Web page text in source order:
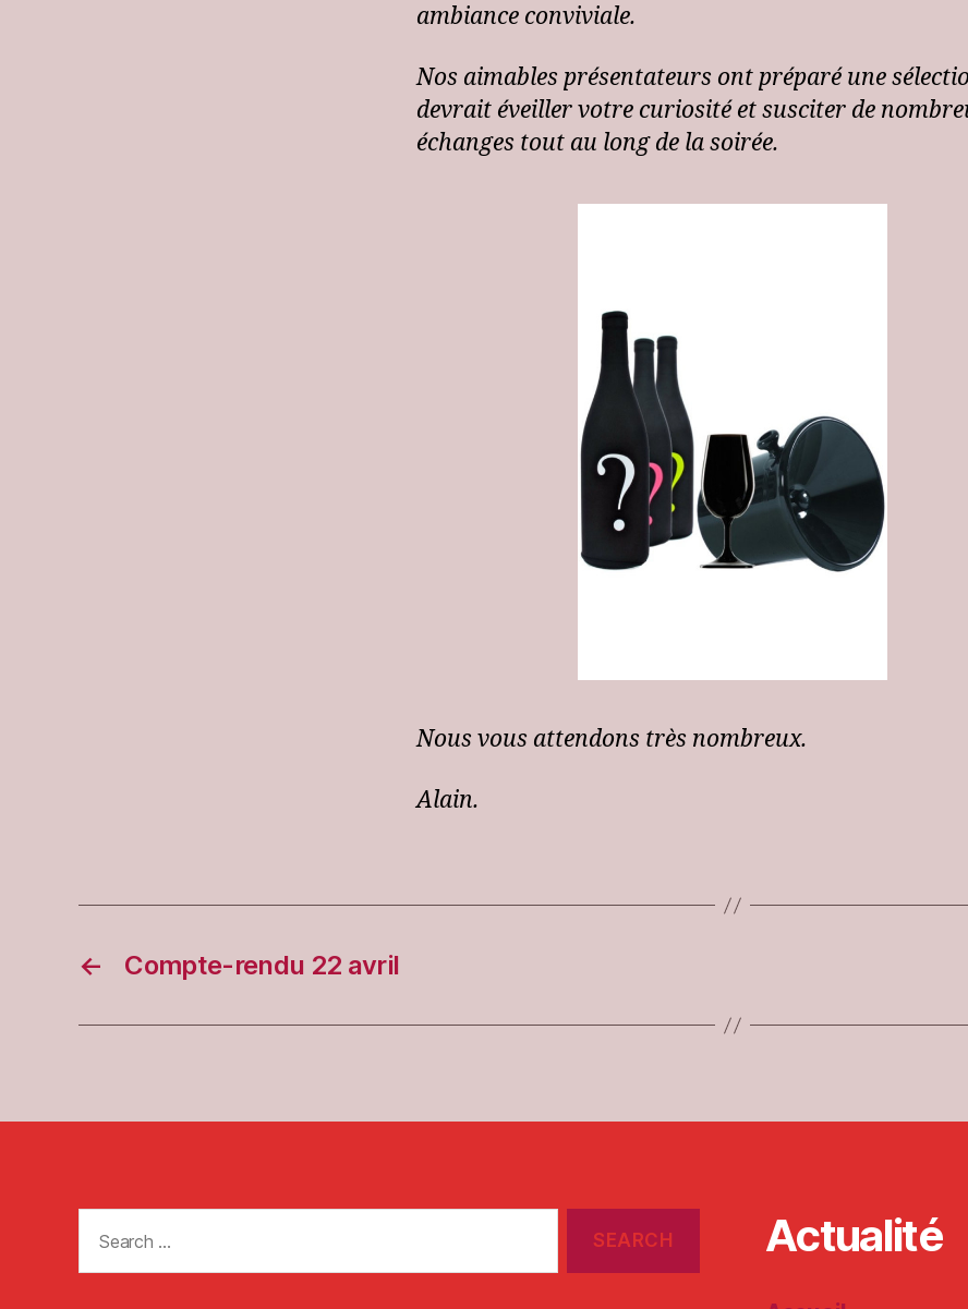
ambiance conviviale.
Nos aimables présentateurs ont préparé une
devrait éveiller votre curiosité et susciter de
échanges tout au long de la soirée.
Nous vous attendons très nombreux.
Alain.
← Compte-rendu 22 avril
for:
Actualité